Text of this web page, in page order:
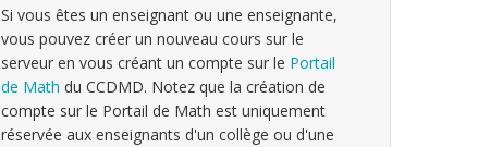
Si vous êtes un enseignant ou une enseignante,
vous pouvez créer un nouveau cours sur le
serveur en vous créant un compte sur le Portail
de Math du CCDMD. Notez que la création de
compte sur le Portail de Math est uniquement
réservée aux enseignants d'un collège ou d'une